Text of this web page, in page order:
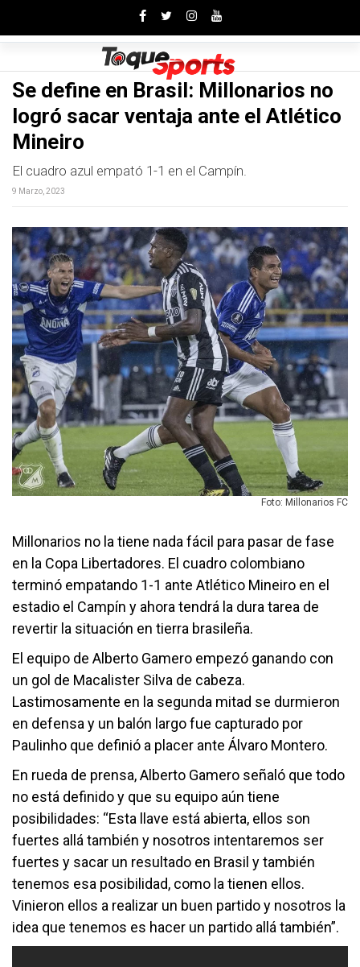
Se define en Brasil: Millonarios no
logró sacar ventaja ante el Atlético
Mineiro
El cuadro azul empató 1-1 en el Campín.
9 Marzo, 2023
Foto: Millonarios FC
Millonarios no la tiene nada fácil para pasar de fase
en la Copa Libertadores. El cuadro colombiano
terminó empatando 1-1 ante Atlético Mineiro en el
estadio el Campín y ahora tendrá la dura tarea de
revertir la situación en tierra brasileña.
El equipo de Alberto Gamero empezó ganando con
un gol de Macalister Silva de cabeza.
Lastimosamente en la segunda mitad se durmieron
en defensa y un balón largo fue capturado por
Paulinho que definió a placer ante Álvaro Montero.
En rueda de prensa, Alberto Gamero señaló que todo
no está definido y que su equipo aún tiene
posibilidades: “Esta llave está abierta, ellos son
fuertes allá también y nosotros intentaremos ser
fuertes y sacar un resultado en Brasil y también
tenemos esa posibilidad, como la tienen ellos.
Vinieron ellos a realizar un buen partido y nosotros la
idea que tenemos es hacer un partido allá también”.